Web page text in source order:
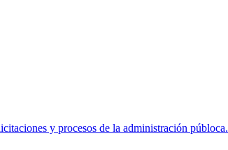
y procesos de la administración públoca.